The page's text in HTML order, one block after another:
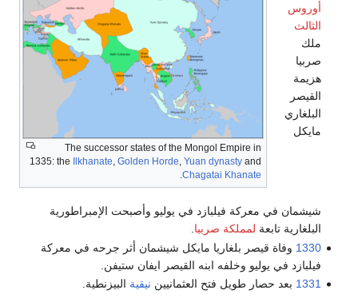
The successor states of the Mongol Empire in
1335: the
Ilkhanate, Golden Horde, Yuan dynasty and
Chagatai Khanate
.
أوروس
الثالث
ملك
صربيا
هزيمة
القيصر
البلغاري
مايكل
شيشمان في معركة فيلبازد في يوليو وأصبحت الإمبراطورية
البلغارية تابعة لمملكة صربيا.
1330 وفاة قيصر بلغاريا مايكل شيشمان أثر جرحه في معركة
فيلبازد في يوليو وخلفه ابنه القيصر ايفان ستيفن.
1331 بعد حصار طويل فتح العثمانيين نيقية البيزنطية.